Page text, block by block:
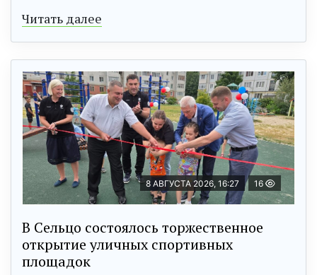
Читать далее
8 АВГУСТА 2026, 16:27 16
В Сельцо состоялось торжественное
открытие уличных спортивных
площадок